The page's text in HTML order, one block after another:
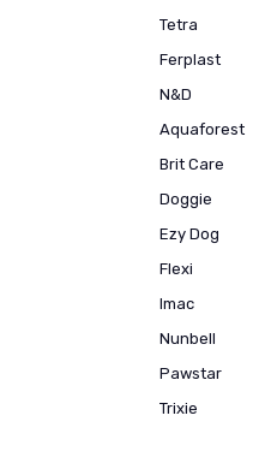
Tetra
Ferplast
N&D
Aquaforest
Brit Care
Doggie
Ezy Dog
Flexi
Imac
Nunbell
Pawstar
Trixie